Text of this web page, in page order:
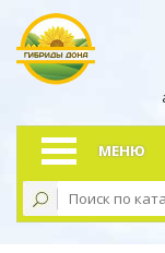
МЕНЮ